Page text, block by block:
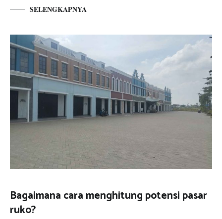
SELENGKAPNYA
Bagaimana cara menghitung potensi pasar
ruko?